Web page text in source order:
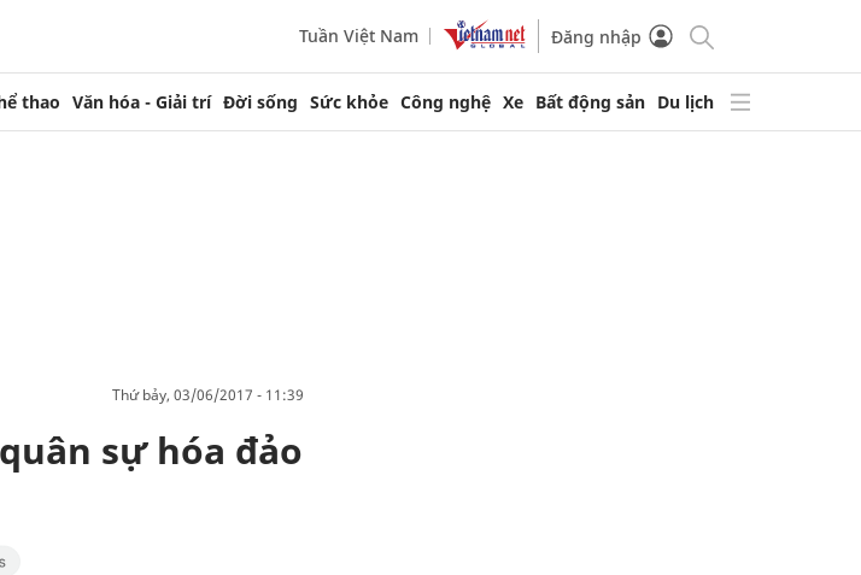
Tuần Việt Nam Đăng nhập
thao Văn hóa - Giải trí Đời sống Sức khỏe Công nghệ Xe Bất động sản Du lịch
thứ bảy, 03/06/2017 - 11:39
sự hóa đảo